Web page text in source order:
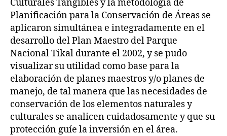
Culturales Tangibles y la metodología de
Planificación para la Conservación de Áreas se
aplicaron simultánea e integradamente en el
desarrollo del Plan Maestro del Parque
Nacional Tikal durante el 2002, y se pudo
visualizar su utilidad como base para la
elaboración de planes maestros y/o planes de
manejo, de tal manera que las necesidades de
conservación de los elementos naturales y
culturales se analicen cuidadosamente y que su
protección guíe la inversión en el área.